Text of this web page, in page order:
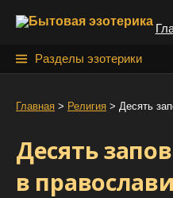
Разделы эзотерики
Главная > Религия > Десять
Десять
в